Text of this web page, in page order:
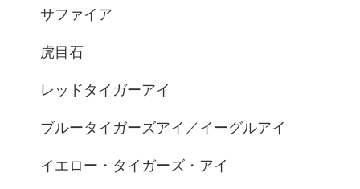
サファイア
虎目石
レッドタイガーアイ
ブルータイガーズアイ／イーグルアイ
イエロー・タイガーズ・アイ